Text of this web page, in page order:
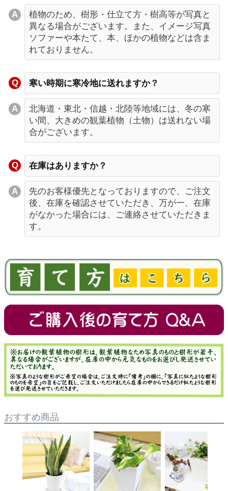
植物のため、樹形・仕立て方・樹高等が写真と
異なる場合がございます。また、イメージ写真
ソファーや本たて、本、ほかの植物などは含ま
れておりません。
寒い時期に寒冷地に送れますか？
北海道・東北・信越・北陸等地域には、冬の寒
い間、大きめの観葉植物（土物）は送れない場
合がございます。
在庫はありますか？
先のお客様優先となっておりますので、ご注文
後、在庫を確認させていただき、万が一、在庫
がなかった場合には、ご連絡させていただきま
す。
おすすめ商品